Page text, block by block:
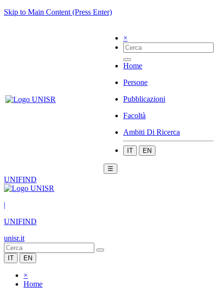
Skip to Main Content (Press Enter)
×
Home
Persone
Pubblicazioni
Facoltà
Ambiti Di Ricerca
IT EN
☰
UNIFIND
|
UNIFIND
unisr.it
IT EN
×
Home